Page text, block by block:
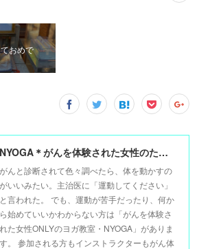
おめで
NYOGA＊がんを体験された女性のためのヨガ＊
がんと診断されて色々調べたら、体を動かすの
がいいみたい。主治医に「運動してください」
と言われた。 でも、運動が苦手だったり、何か
ら始めていいかわからない方は「がんを体験さ
れた女性ONLYのヨガ教室・NYOGA」がありま
す。 参加される方もインストラクターもがん体